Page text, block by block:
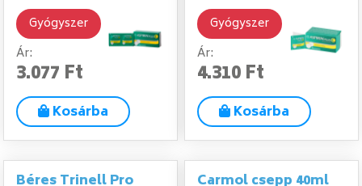
Gyógyszer
Ár:
3.077 Ft
Kosárba
Gyógyszer
Ár:
4.310 Ft
Kosárba
Béres Trinell Pro Carmol csepp 40ml